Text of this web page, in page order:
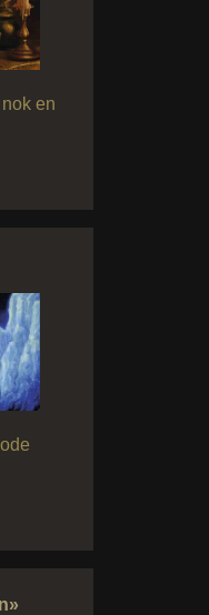
nok en